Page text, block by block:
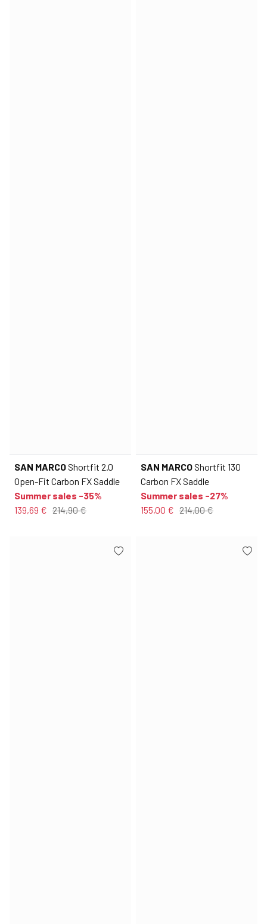
SAN MARCOShortfit 2.0
Open-Fit Carbon FX Saddle
Summer sales -35%
139,69 € 214,90 €
SAN MARCOShortfit 130
Carbon FX Saddle
Summer sales -27%
155,00 € 214,00 €